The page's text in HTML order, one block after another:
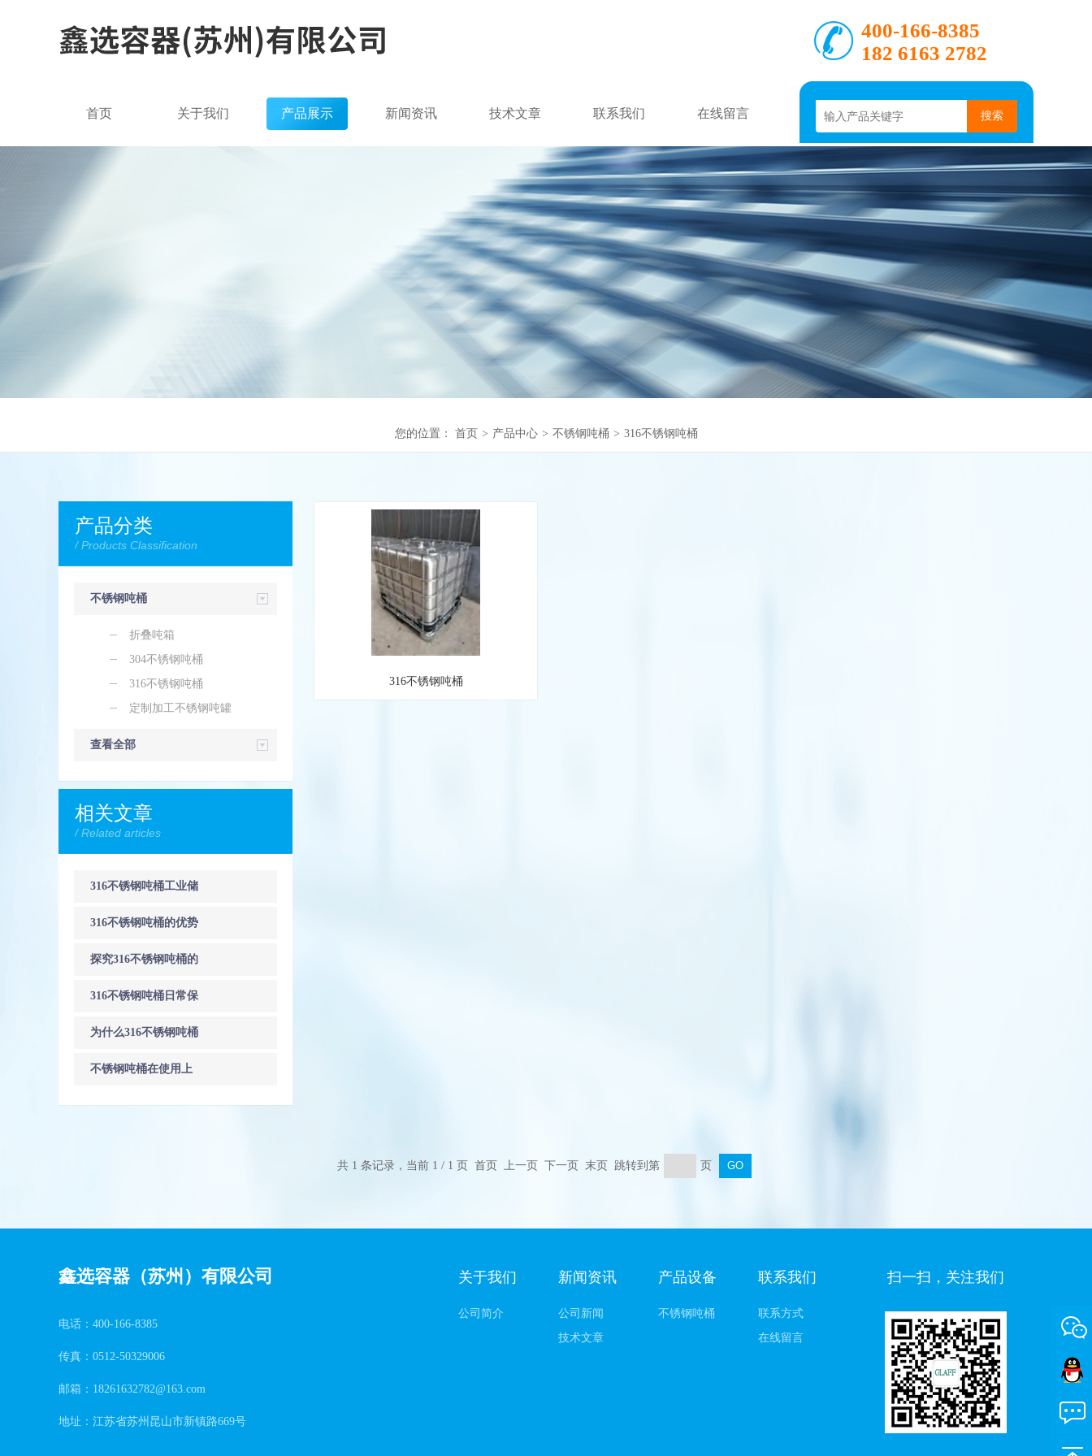
400-166-8385
182 6163 2782
首页 关于我们 产品展示 新闻资讯 技术文章 联系我们 在线留言
您的位置： 首页 > 产品中心 > 不锈钢吨桶 > 316不锈钢吨桶
产品分类
/ Products Classification
不锈钢吨桶
折叠吨箱
304不锈钢吨桶
316不锈钢吨桶
定制加工不锈钢吨罐
查看全部
相关文章
/ Related articles
316不锈钢吨桶工业储
存的“全能卫士”
316不锈钢吨桶的优势
与应用
探究316不锈钢吨桶的
高强度和耐腐蚀性能
316不锈钢吨桶日常保
养指南：从清洁到密
封的全流程操作
为什么316不锈钢吨桶
成为食品行业首要选
不锈钢吨桶在使用上
316不锈钢吨桶
共 1 条记录，当前 1 / 1 页 首页 上一页 下一页 末页 跳转到第 页
鑫选容器（苏州）有限公司
电话：400-166-8385
传真：0512-50329006
邮箱：18261632782@163.com
地址：江苏省苏州昆山市新镇路669号
扫一扫，关注我们
关于我们
公司简介
新闻资讯
公司新闻
技术文章
产品设备
不锈钢吨桶
联系我们
联系方式
在线留言